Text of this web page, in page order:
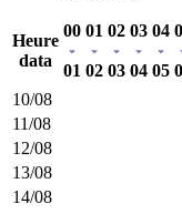
Heure
data
00
01
01
02
02
03
03
04
04
05
10/08
11/08
12/08
13/08
14/08